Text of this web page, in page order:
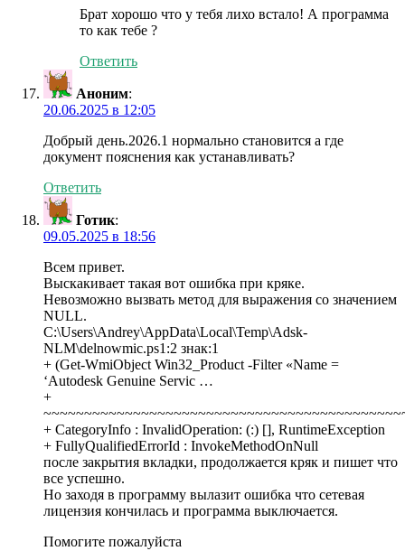
Брат хорошо что у тебя лихо встало! А программа
то как тебе ?
Ответить
Аноним:
20.06.2025 в 12:05
Добрый день.2026.1 нормально становится а где
документ пояснения как устанавливать?
Ответить
Готик:
09.05.2025 в 18:56
Всем привет.
Выскакивает такая вот ошибка при кряке.
Невозможно вызвать метод для выражения со значением
NULL.
C:\Users\Andrey\AppData\Local\Temp\Adsk-
NLM\delnowmic.ps1:2 знак:1
+ (Get-WmiObject Win32_Product -Filter «Name =
‘Autodesk Genuine Servic …
+
+ CategoryInfo : InvalidOperation: (:) [], RuntimeException
+ FullyQualifiedErrorId : InvokeMethodOnNull
после закрытия вкладки, продолжается кряк и пишет что
все успешно.
Но заходя в программу вылазит ошибка что сетевая
лицензия кончилась и программа выключается.
Помогите пожалуйста